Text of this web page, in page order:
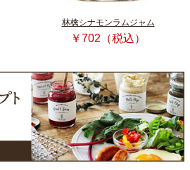
林檎シナモンラムジャム
￥702（税込）